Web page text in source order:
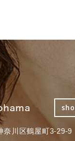
奈川区鶴屋町3-29-